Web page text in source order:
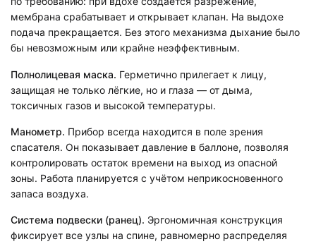
мембрана срабатывает и открывает клапан. На выдохе
подача прекращается. Без этого механизма дыхание было
бы невозможным или крайне неэффективным.
Полнолицевая маска. Герметично прилегает к лицу,
защищая не только лёгкие, но и глаза — от дыма,
токсичных газов и высокой температуры.
Манометр. Прибор всегда находится в поле зрения
спасателя. Он показывает давление в баллоне, позволяя
контролировать остаток времени на выход из опасной
зоны. Работа планируется с учётом неприкосновенного
запаса воздуха.
Система подвески (ранец). Эргономичная конструкция
фиксирует все узлы на спине, равномерно распределяя